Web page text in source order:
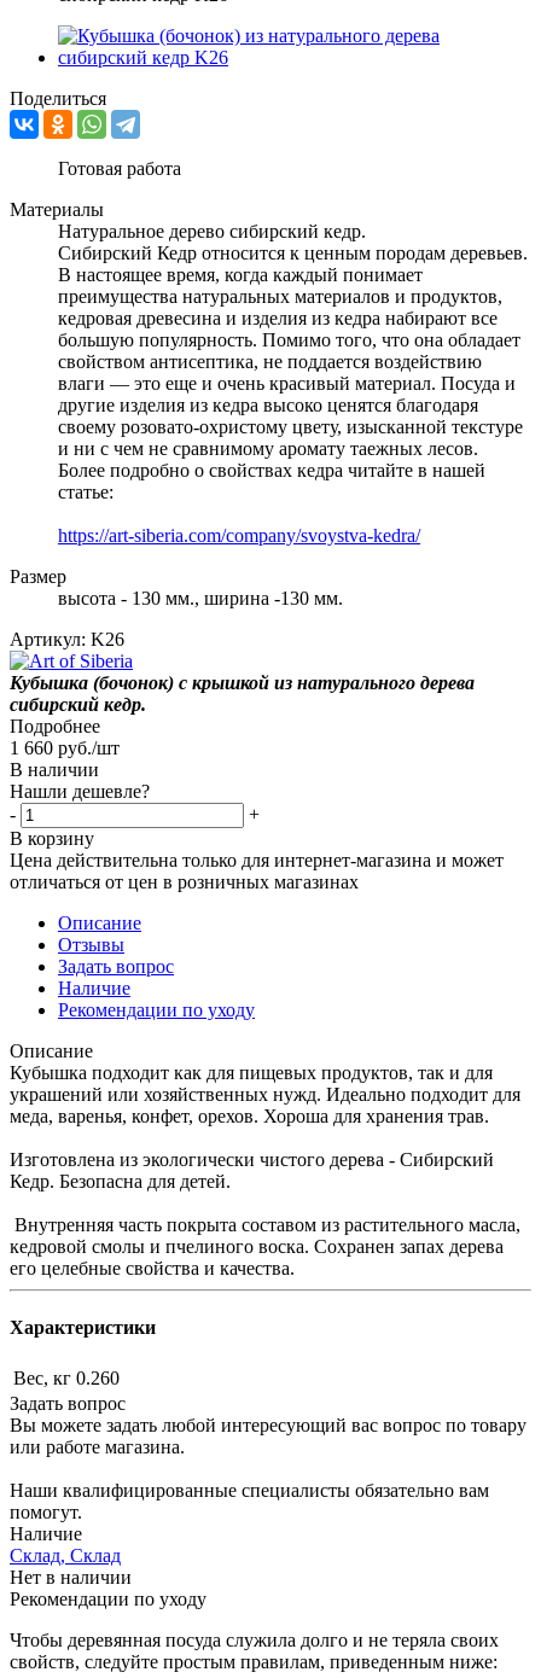
Поделиться
Готовая работа
Материалы
Натуральное дерево сибирский кедр.
Сибирский Кедр относится к ценным породам деревьев.
В настоящее время, когда каждый понимает
преимущества натуральных материалов и продуктов,
кедровая древесина и изделия из кедра набирают все
большую популярность. Помимо того, что она обладает
свойством антисептика, не поддается воздействию
влаги — это еще и очень красивый материал. Посуда и
другие изделия из кедра высоко ценятся благодаря
своему розовато-охристому цвету, изысканной текстуре
и ни с чем не сравнимому аромату таежных лесов.
Более подробно о свойствах кедра читайте в нашей
статье:
https://art-siberia.com/company/svoystva-kedra/
Размер
высота - 130 мм., ширина -130 мм.
Артикул: K26
Кубышка (бочонок) с крышкой из натурального дерева
сибирский кедр.
Подробнее
1 660 руб./шт
В наличии
Нашли дешевле?
-
+
В корзину
Цена действительна только для интернет-магазина и может
отличаться от цен в розничных магазинах
Описание
Отзывы
Задать вопрос
Наличие
Рекомендации по уходу
Описание
Кубышка подходит как для пищевых продуктов, так и для
украшений или хозяйственных нужд. Идеально подходит для
меда, варенья, конфет, орехов. Хороша для хранения трав.
Изготовлена из экологически чистого дерева - Сибирский
Кедр. Безопасна для детей.
Внутренняя часть покрыта составом из растительного масла,
кедровой смолы и пчелиного воска. Сохранен запах дерева
его целебные свойства и качества.
Характеристики
Вес, кг 0.260
Задать вопрос
Вы можете задать любой интересующий вас вопрос по товару
или работе магазина.
Наши квалифицированные специалисты обязательно вам
помогут.
Наличие
Склад, Склад
Нет в наличии
Рекомендации по уходу
Чтобы деревянная посуда служила долго и не теряла своих
свойств, следуйте простым правилам, приведенным ниже: